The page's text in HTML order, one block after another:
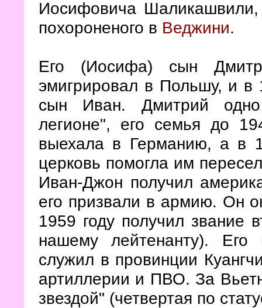
Иосифовича Шаликашвили,
похороненого в Веджини.
Его (Иосифа) сын
эмигрировал в Польшу, и в
сын Иван. Дмитрий
легионе", его семья до
выехала в Германию, а в
церковь помогла им
Иван-Джон получил
его призвали в армию. Он
1959 году получил звание
нашему лейтенанту).
служил в провинции
артиллерии и ПВО. За
звездой" (четвертая по